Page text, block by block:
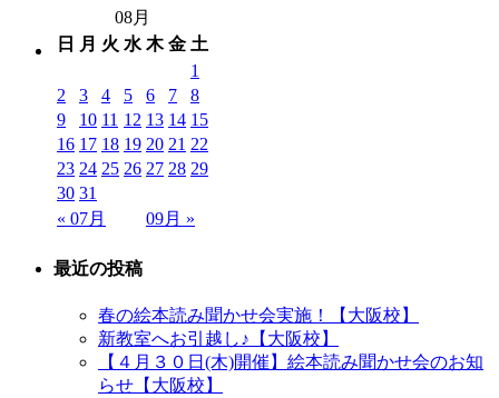
08月
日
月 火 水 木 金 土
« 07月 09月 »
1
2
3 4 5 6 7
8
9
10 11 12 13 14 15
16 17 18 19 20 21 22
23 24 25 26 27 28 29
30 31
最近の投稿
春の絵本読み聞かせ会実施！【大阪校】
新教室へお引越し♪【大阪校】
【４月３０日(木)開催】絵本読み聞かせ会のお知
らせ【大阪校】